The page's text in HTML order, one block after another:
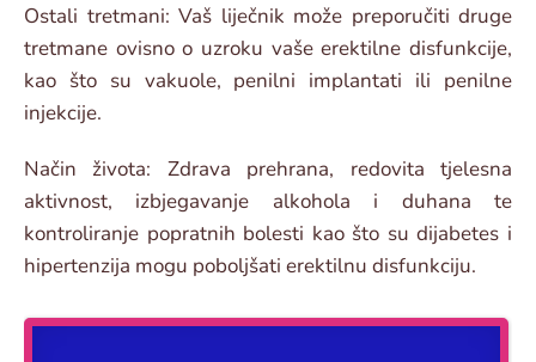
Ostali tretmani: Vaš liječnik može preporučiti druge
tretmane ovisno o uzroku vaše erektilne disfunkcije,
kao što su vakuole, penilni implantati ili penilne
injekcije.
Način života: Zdrava prehrana, redovita tjelesna
aktivnost, izbjegavanje alkohola i duhana te
kontroliranje popratnih bolesti kao što su dijabetes i
hipertenzija mogu poboljšati erektilnu disfunkciju.